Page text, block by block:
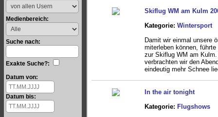
Medienbereich:
Suche nach:
Exakte Suche?:
Datum von:
Datum bis:
Skiflug WM am Kulm
Kategorie: Wintersport
Damit wir einmal unsere
miterleben können,
zur Skiflug WM am
verbrachten wir den
eindeutig mehr Schnee
In the air tonight
Kategorie: Flugshows